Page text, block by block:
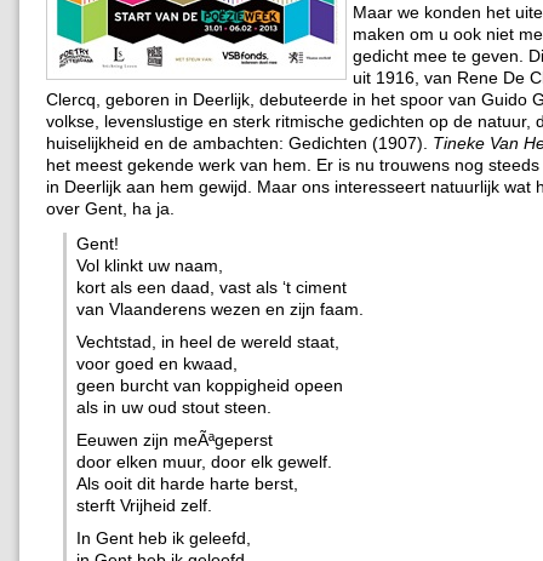
Maar we konden het
maken om u ook niet
gedicht mee te geven.
uit 1916, van Rene De
Clercq, geboren in Deerlijk, debuteerde in het spoor van Guido
volkse, levenslustige en sterk ritmische gedichten op de natuur,
huiselijkheid en de ambachten: Gedichten (1907). Tineke Van
het meest gekende werk van hem. Er is nu trouwens nog
in Deerlijk aan hem gewijd. Maar ons interesseert natuurlijk wat
over Gent, ha ja.
Gent!
Vol klinkt uw naam,
kort als een daad, vast als ‘t ciment
van Vlaanderens wezen en zijn faam.
Vechtstad, in heel de wereld staat,
voor goed en kwaad,
geen burcht van koppigheid opeen
als in uw oud stout steen.
Eeuwen zijn meÃªgeperst
door elken muur, door elk gewelf.
Als ooit dit harde harte berst,
sterft Vrijheid zelf.
In Gent heb ik geleefd,